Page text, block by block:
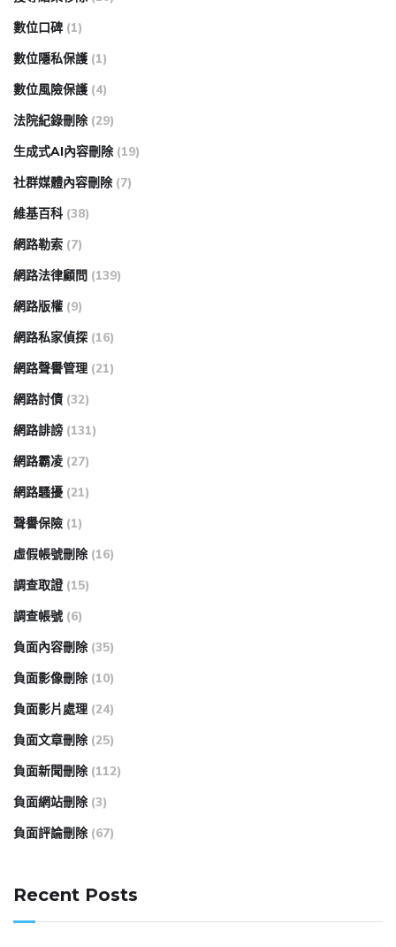
數位口碑 (1)
數位隱私保護 (1)
數位風險保護 (4)
法院紀錄刪除 (29)
生成式AI內容刪除 (19)
社群媒體內容刪除 (7)
維基百科 (38)
網路勒索 (7)
網路法律顧問 (139)
網路版權 (9)
網路私家偵探 (16)
網路聲譽管理 (21)
網路討債 (32)
網路誹謗 (131)
網路霸凌 (27)
網路騷擾 (21)
聲譽保險 (1)
虛假帳號刪除 (16)
調查取證 (15)
調查帳號 (6)
負面內容刪除 (35)
負面影像刪除 (10)
負面影片處理 (24)
負面文章刪除 (25)
負面新聞刪除 (112)
負面網站刪除 (3)
負面評論刪除 (67)
Recent Posts